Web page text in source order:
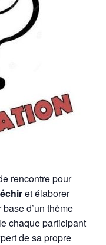
rencontre pour
et élaborer
d’un thème
chaque participant
de sa propre